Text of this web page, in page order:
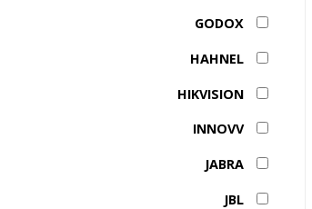
GODOX
HAHNEL
HIKVISION
INNOVV
JABRA
JBL